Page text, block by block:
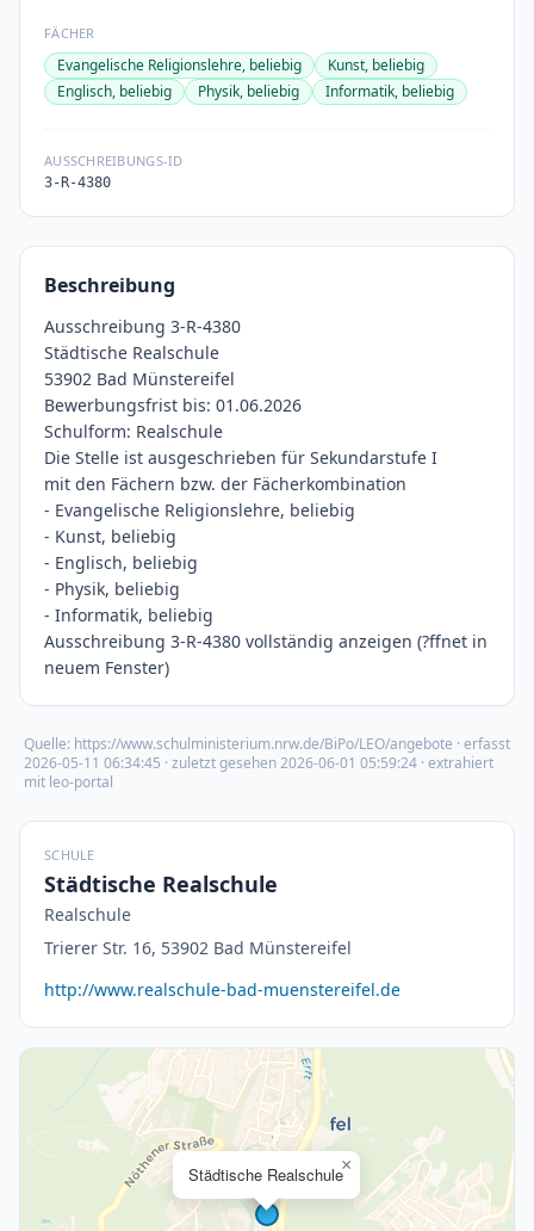
FÄCHER
Evangelische Religionslehre, beliebig
Kunst, beliebig
Englisch, beliebig
Physik, beliebig Informatik, beliebig
AUSSCHREIBUNGS-ID
3-R-4380
Beschreibung
Ausschreibung 3-R-4380
Städtische Realschule
53902 Bad Münstereifel
Bewerbungsfrist bis: 01.06.2026
Schulform: Realschule
Die Stelle ist ausgeschrieben für Sekundarstufe I
mit den Fächern bzw. der Fächerkombination
- Evangelische Religionslehre, beliebig
- Kunst, beliebig
- Englisch, beliebig
- Physik, beliebig
- Informatik, beliebig
Ausschreibung 3-R-4380 vollständig anzeigen (?ffnet in
neuem Fenster)
Quelle: https://www.schulministerium.nrw.de/BiPo/LEO/angebote · erfasst
2026-05-11 06:34:45 · zuletzt gesehen2026-06-01 05:59:24 · extrahiert
mit leo-portal
SCHULE
Städtische Realschule
Realschule
Trierer Str. 16, 53902 Bad Münstereifel
http://www.realschule-bad-muenstereifel.de
Städtische Realschule×